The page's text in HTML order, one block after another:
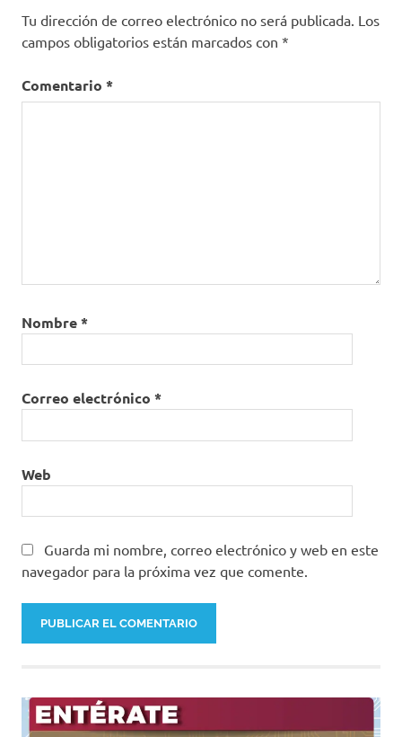
Tu dirección de correo electrónico no será publicada. Los
campos obligatorios están marcados con *
Comentario *
Nombre*
Correo electrónico *
Web
Guarda mi nombre, correo electrónico y web en este
navegador para la próxima vez que comente.